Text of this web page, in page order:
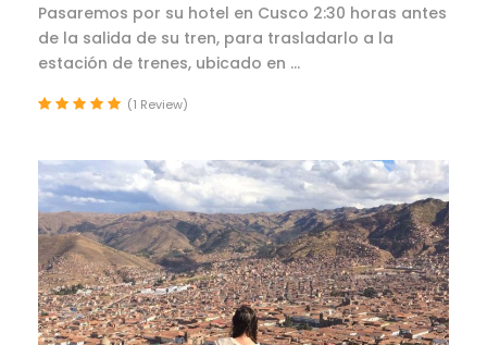
Pasaremos por su hotel en Cusco 2:30 horas antes
de la salida de su tren, para trasladarlo a la
estación de trenes, ubicado en ...
(1 Review)